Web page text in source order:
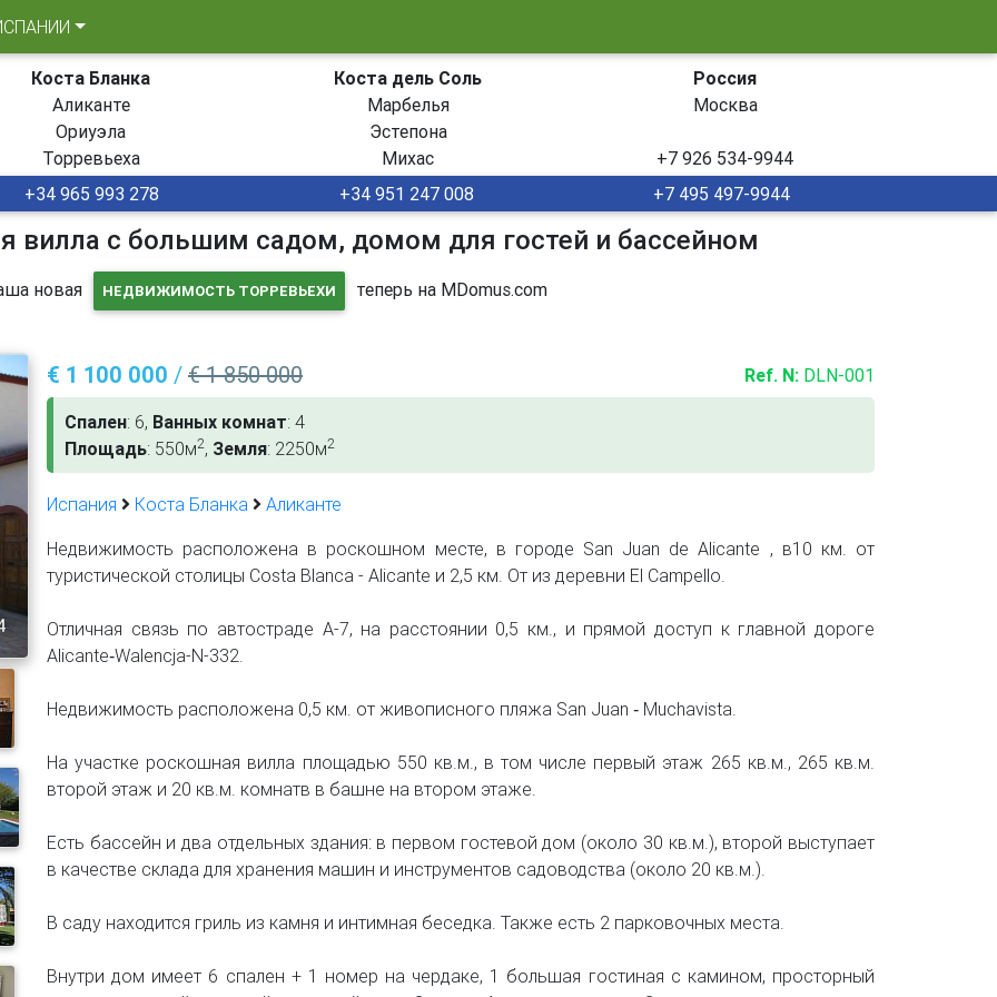
Коста Бланка
Аликанте
Ориуэла
Торревьеха
Коста дель Соль
Марбелья
Эстепона
Михас
Россия
Москва
+7 926 534-9944
+34 965 993 278
+34 951 247 008 +7 495 497-9944
вилла с большим садом, домом для гостей и бассейном
новая НЕДВИЖИМОСТЬ ТОРРЕВЬЕХИ теперь на MDomus.com
€ 1 100 000 / € 1 850 000 Ref. N: DLN-001
Спален: 6, Ванных комнат: 4
Площадь: 550м2, Земля: 2250м2
Испания Коста Бланка
Аликанте
Недвижимость расположена в роскошном месте, в городе San Juan de Alicante , в10 км. от
туристической столицы Costa Blanca - Alicante и 2,5 км. От из деревни El Campello.
Отличная связь по автостраде А-7, на расстоянии 0,5 км., и прямой доступ к главной дороге
Alicante‐Walencja-N-332.
Недвижимость расположена 0,5 км. от живописного пляжа San Juan ‐ Muchavista.
На участке роскошная вилла площадью 550 кв.м., в том числе первый этаж 265 кв.м., 265 кв.м.
второй этаж и 20 кв.м. комнатв в башне на втором этаже.
Есть бассейн и два отдельных здания: в первом гостевой дом (около 30 кв.м.), второй выступает
в качестве склада для хранения машин и инструментов садоводства (около 20 кв.м.).
В саду находится гриль из камня и интимная беседка. Также есть 2 парковочных места.
Внутри дом имеет 6 спален + 1 номер на чердаке, 1 большая гостиная с камином, просторный